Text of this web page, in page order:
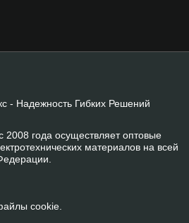
года осуществляет оптовые
материалов на всей
cookie.